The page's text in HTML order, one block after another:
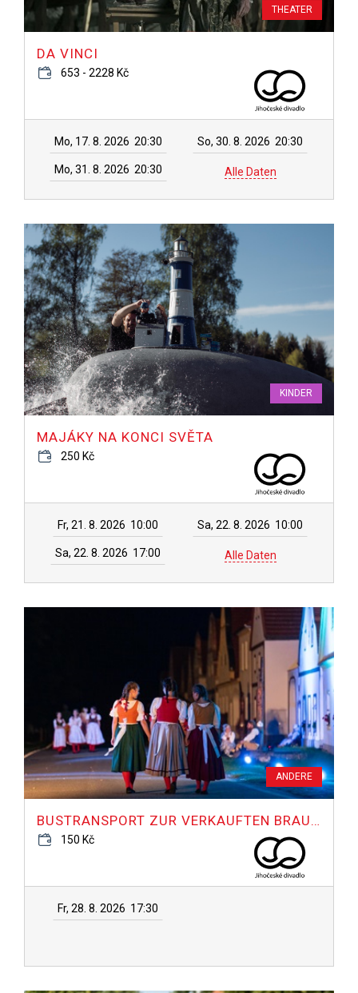
THEATER
DA VINCI
653 - 2228 Kč
Mo, 17. 8. 2026 20:30 So, 30. 8. 2026 20:30
Mo, 31. 8. 2026 20:30 Alle Daten
KINDER
MAJÁKY NA KONCI SVĚTA
250 Kč
Fr, 21. 8. 2026 10:00 Sa, 22. 8. 2026 10:00
Sa, 22. 8. 2026 17:00 Alle Daten
ANDERE
BUSTRANSPORT ZUR VERKAUFTEN BRAUT NACH HOLAŠOVICE
150 Kč
Fr, 28. 8. 2026 17:30